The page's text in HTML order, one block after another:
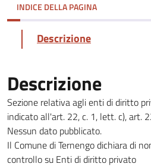
INDICE DELLA PAGINA
Descrizione
Descrizione
Sezione relativa agli enti di diritto
indicato all'art. 22, c. 1, lett. c), art.
Nessun dato pubblicato.
Il Comune di Ternengo dichiara di
controllo su Enti di diritto privato